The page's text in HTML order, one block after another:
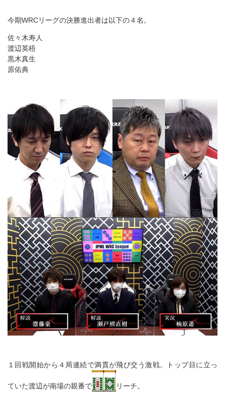
今期WRCリーグの決勝進出者は以下の４名。
佐々木寿人
渡辺英梧
黒木真生
原佑典
１回戦開始から４局連続で満貫が飛び交う激戦。トップ目に立っ
ていた渡辺が南場の親番で リーチ。